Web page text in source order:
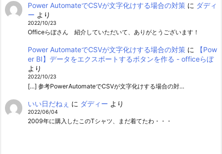
Power AutomateでCSVが文字化けする場合の対策に ダディ
ー より
2022/10/23
Officeらぼさん 紹介していただいて、ありがとうございます！
Power AutomateでCSVが文字化けする場合の対策に
【Pow
er BI】データをエクスポートするボタンを作る - officeらぼ
より
2022/10/23
[…] 参考PowerAutomateでCSVが文字化けする場合の対…
いい日だねぇ に ダディー より
2022/06/04
2009年に購入したこのTシャツ、まだ着てたわ・・・